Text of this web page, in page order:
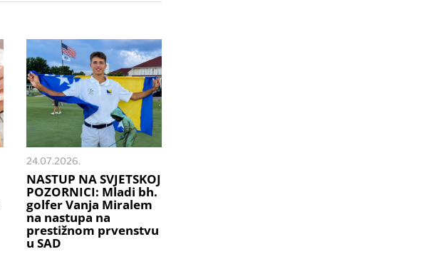
24.07.2026.
NASTUP NA SVJETSKOJ
POZORNICI: Mladi bh.
golfer Vanja Miralem
na nastupa na
prestižnom prvenstvu
u SAD